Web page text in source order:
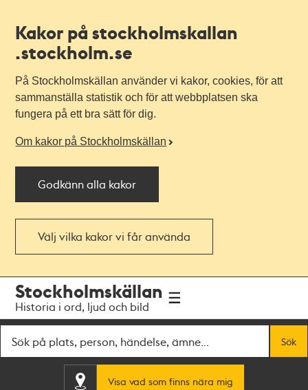
Kakor på stockholmskallan
.stockholm.se
På Stockholmskällan använder vi kakor, cookies, för att
sammanställa statistik och för att webbplatsen ska
fungera på ett bra sätt för dig.
Om kakor på Stockholmskällan
Godkänn alla kakor
Välj vilka kakor vi får använda
navigationen
huvudinnehållet
Stockholmskällan
Historia i ord, ljud och bild
Sök
Visa vad som finns nära mig